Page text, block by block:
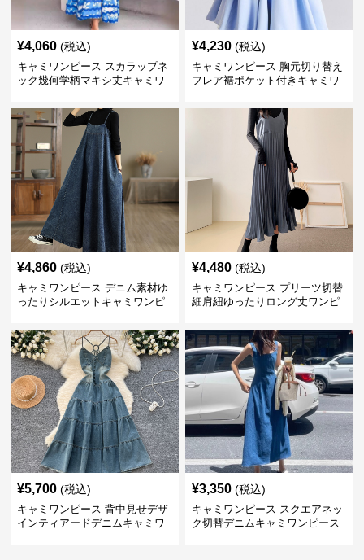
¥4,060 (税込)
キャミワンピース スカラップネ
ック幾何学柄マキシ丈キャミワ
¥4,230 (税込)
キャミワンピース 胸元切り替え
フレア裾ポケット付きキャミワ
¥4,860 (税込)
キャミワンピース デニム素材ゆ
ったりシルエットキャミワンピ
¥4,480 (税込)
キャミワンピース プリーツ切替
細肩紐ゆったりロング丈ワンピ
¥5,700 (税込)
キャミワンピース 背中見せデザ
インティアードデニムキャミワ
¥3,350 (税込)
キャミワンピース スクエアネッ
ク切替デニムキャミワンピース